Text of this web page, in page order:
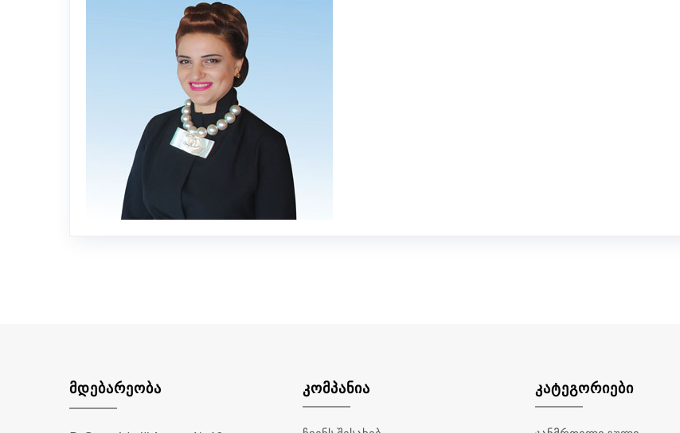
ᲛᲓᲔᲑᲐᲠᲔᲝᲑᲐ ᲙᲝᲛᲞᲐᲜᲘᲐ ᲙᲐᲢᲔᲒᲝᲠᲘᲔᲑᲘ